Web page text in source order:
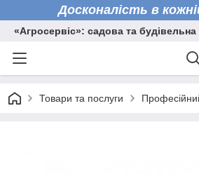
Досконалість в
«Агросервіс»: садова та будівельна
Товари та послуги